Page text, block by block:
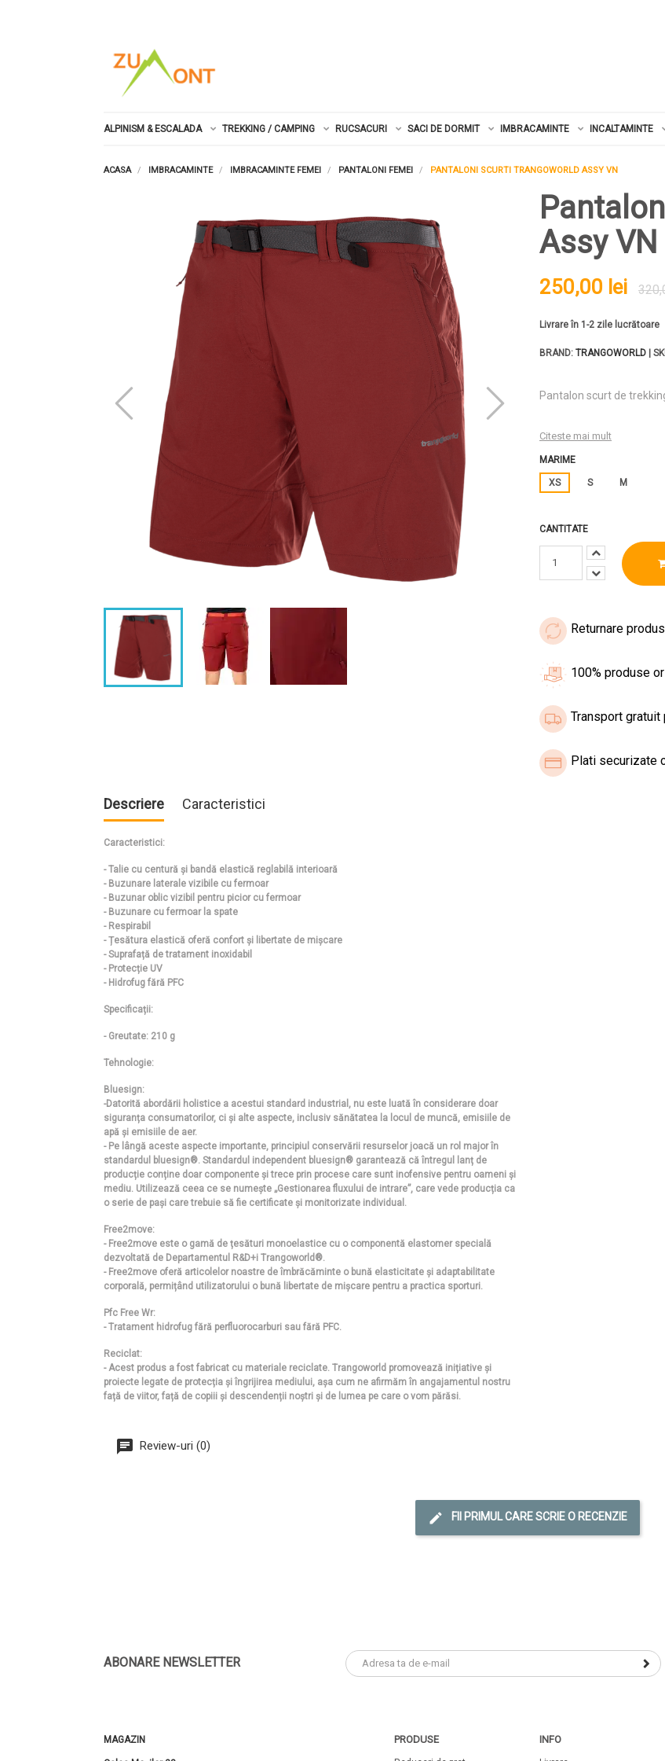
ALPINISM & ESCALADA TREKKING / CAMPING RUCSACURI SACI DE DORMIT IMBRACAMINTE INCALTAMINTE
ACASA IMBRACAMINTE IMBRACAMINTE FEMEI PANTALONI FEMEI PANTALONI SCURTI TRANGOWORLD ASSY VN
Assy VN
250,00 lei
Livrare în 1-2 zile lucrătoare
BRAND: TRANGOWORLD |
Pantalon scurt de
Citeste mai mult
MARIME
XS S M
CANTITATE
Returnare
100% produse
Transport
Plati securizate
Descriere Caracteristici
Caracteristici:
- Talie cu centură și bandă elastică reglabilă interioară
- Buzunare laterale vizibile cu fermoar
- Buzunar oblic vizibil pentru picior cu fermoar
- Buzunare cu fermoar la spate
- Respirabil
- Țesătura elastică oferă confort și libertate de mișcare
- Suprafață de tratament inoxidabil
- Protecție UV
- Hidrofug fără PFC
Specificații:
- Greutate: 210 g
Tehnologie:
Bluesign:
-Datorită abordării holistice a acestui standard industrial, nu este luată în considerare doar
siguranța consumatorilor, ci și alte aspecte, inclusiv sănătatea la locul de muncă, emisiile de
apă și emisiile de aer.
- Pe lângă aceste aspecte importante, principiul conservării resurselor joacă un rol major în
standardul bluesign®. Standardul independent bluesign® garantează că întregul lanț de
producție conține doar componente și trece prin procese care sunt inofensive pentru oameni și
mediu. Utilizează ceea ce se numește „Gestionarea fluxului de intrare”, care vede producția ca
o serie de pași care trebuie să fie certificate și monitorizate individual.
Free2move:
- Free2move este o gamă de țesături monoelastice cu o componentă elastomer specială
dezvoltată de Departamentul R&D+i Trangoworld®.
- Free2move oferă articolelor noastre de îmbrăcăminte o bună elasticitate și adaptabilitate
corporală, permițând utilizatorului o bună libertate de mișcare pentru a practica sporturi.
Pfc Free Wr:
- Tratament hidrofug fără perfluorocarburi sau fără PFC.
Reciclat:
- Acest produs a fost fabricat cu materiale reciclate. Trangoworld promovează inițiative și
proiecte legate de protecția și îngrijirea mediului, așa cum ne afirmăm în angajamentul nostru
față de viitor, față de copiii și descendenții noștri și de lumea pe care o vom părăsi.
Review-uri (0)
FII PRIMUL CARE SCRIE O RECENZIE
ABONARE NEWSLETTER
MAGAZIN PRODUSE INFO